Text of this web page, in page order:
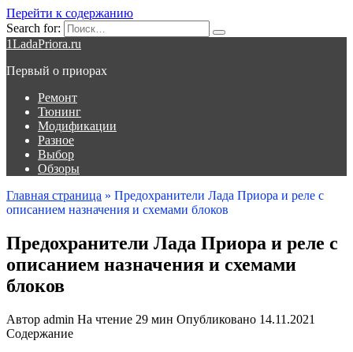
Перейти к содержанию
Search for:
1LadaPriora.ru
Первый о приорах
Ремонт
Тюнинг
Модификации
Разное
Выбор
Обзоры
Главная страница » Предохранители Лада Приора и реле с
описанием назначения и схемами блоков
Предохранители Лада Приора и реле с
описанием назначения и схемами
блоков
Автор admin На чтение 29 мин Опубликовано 14.11.2021
Содержание